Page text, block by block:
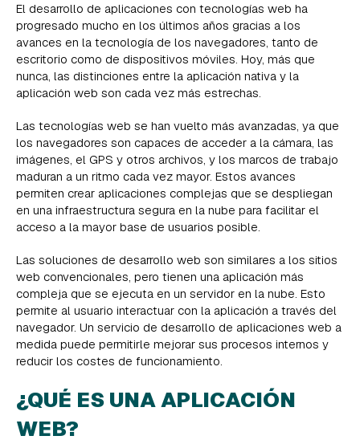
El desarrollo de aplicaciones con tecnologías web ha
progresado mucho en los últimos años gracias a los
avances en la tecnología de los navegadores, tanto de
escritorio como de dispositivos móviles. Hoy, más que
nunca, las distinciones entre la aplicación nativa y la
aplicación web son cada vez más estrechas.
Las tecnologías web se han vuelto más avanzadas, ya que
los navegadores son capaces de acceder a la cámara, las
imágenes, el GPS y otros archivos, y los marcos de trabajo
maduran a un ritmo cada vez mayor. Estos avances
permiten crear aplicaciones complejas que se despliegan
en una infraestructura segura en la nube para facilitar el
acceso a la mayor base de usuarios posible.
Las soluciones de desarrollo web son similares a los sitios
web convencionales, pero tienen una aplicación más
compleja que se ejecuta en un servidor en la nube. Esto
permite al usuario interactuar con la aplicación a través del
navegador. Un servicio de desarrollo de aplicaciones web a
medida puede permitirle mejorar sus procesos internos y
reducir los costes de funcionamiento.
¿QUÉ ES UNA APLICACIÓN
WEB?